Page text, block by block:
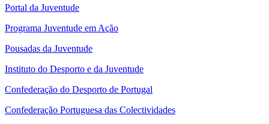
Portal da Juventude
Programa Juventude em Ação
Pousadas da Juventude
Instituto do Desporto e da Juventude
Confederação do Desporto de Portugal
Confederação Portuguesa das Colectividades